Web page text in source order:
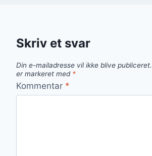
Skriv et svar
Din e-mailadresse vil ikke blive publiceret.
er markeret med *
Kommentar *